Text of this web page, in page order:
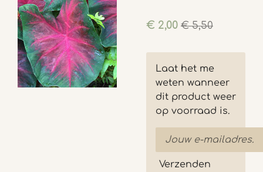
€ 2,00 € 5,50
Laat het me
weten wanneer
dit product weer
op voorraad is.
Verzenden